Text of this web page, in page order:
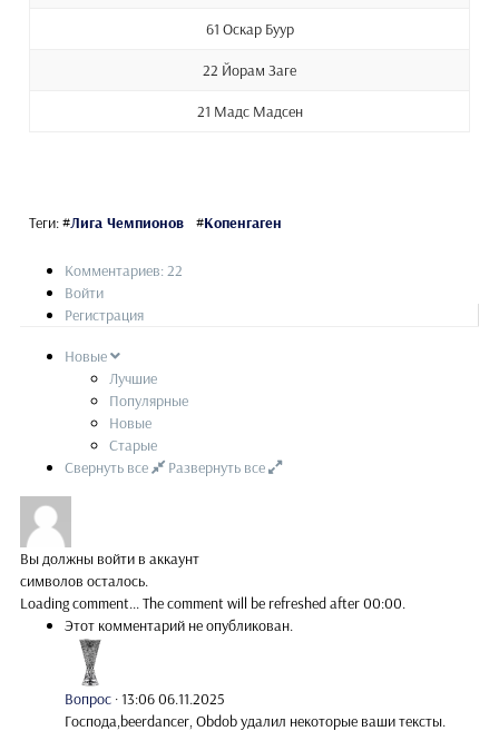
61 Оскар Буур
22 Йорам Заге
21 Мадс Мадсен
Теги:#Лига Чемпионов #Копенгаген
Комментариев: 22
Войти
Регистрация
Новые
Лучшие
Популярные
Новые
Старые
Свернуть все
Развернуть все
Вы должны войти в аккаунт
символов осталось.
Loading comment...The comment will be refreshed after00:00.
Этот комментарий не опубликован.
Вопрос ·13:06 06.11.2025
Господа,beerdancer, Obdob удалил некоторые ваши тексты.